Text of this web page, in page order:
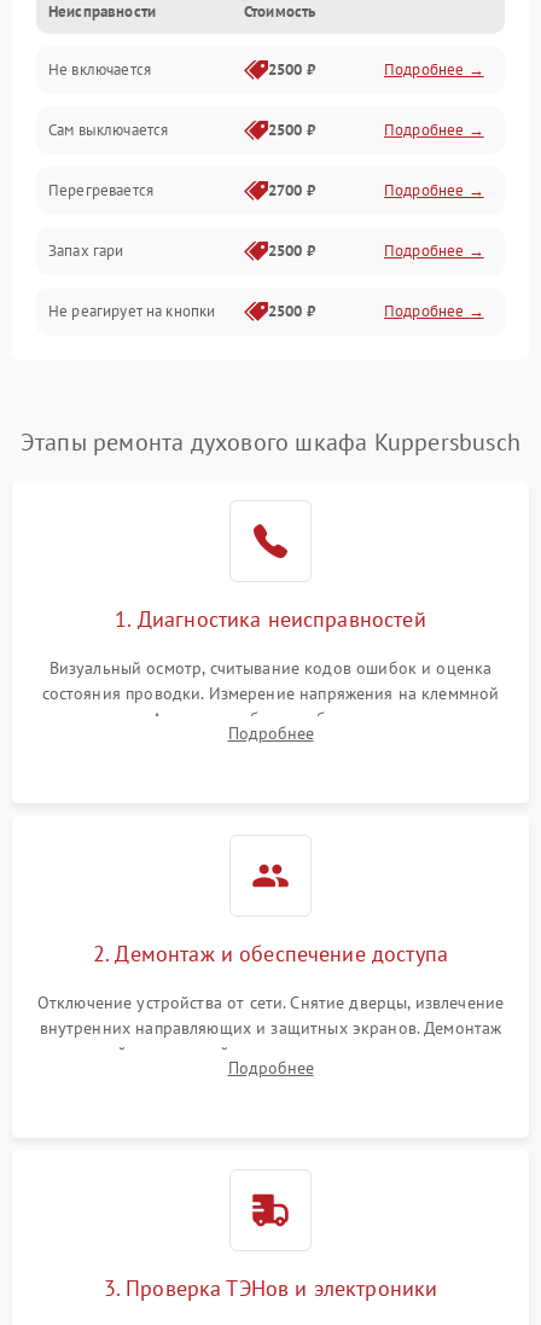
Неисправности Стоимость
Не включается 2500 ₽ Подробнее →
Сам выключается 2500 ₽ Подробнее →
Перегревается 2700 ₽ Подробнее →
Запах гари 2500 ₽ Подробнее →
Не реагирует на кнопки 2500 ₽ Подробнее →
Этапы ремонта духового шкафа Kuppersbusch
1. Диагностика неисправностей
Визуальный осмотр, считывание кодов ошибок и оценка
состояния проводки. Измерение напряжения на клеммной
колодке. Анализ жалоб на проблемы с нагревом,
конвекцией, панелью управления или блокировкой дверцы.
Подробнее
2. Демонтаж и обеспечение доступа
Отключение устройства от сети. Снятие дверцы, извлечение
внутренних направляющих и защитных экранов. Демонтаж
задней или верхней панели для прямого доступа к
нагревательным элементам, плате и вентиляторам.
Подробнее
3. Проверка ТЭНов и электроники